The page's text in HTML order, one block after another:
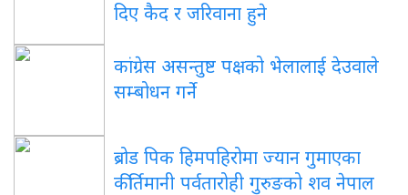
दिए कैद र जरिवाना हुने
कांग्रेस असन्तुष्ट पक्षको भेलालाई देउवाले
सम्बोधन गर्ने
ब्रोड पिक हिमपहिरोमा ज्यान गुमाएका
कीर्तिमानी पर्वतारोही गुरुङको शव नेपाल